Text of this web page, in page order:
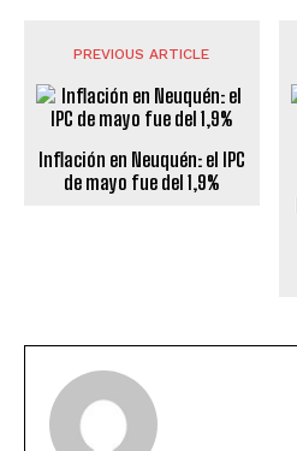
PREVIOUS ARTICLE
Inflación en Neuquén: el IPC
de mayo fue del 1,9%